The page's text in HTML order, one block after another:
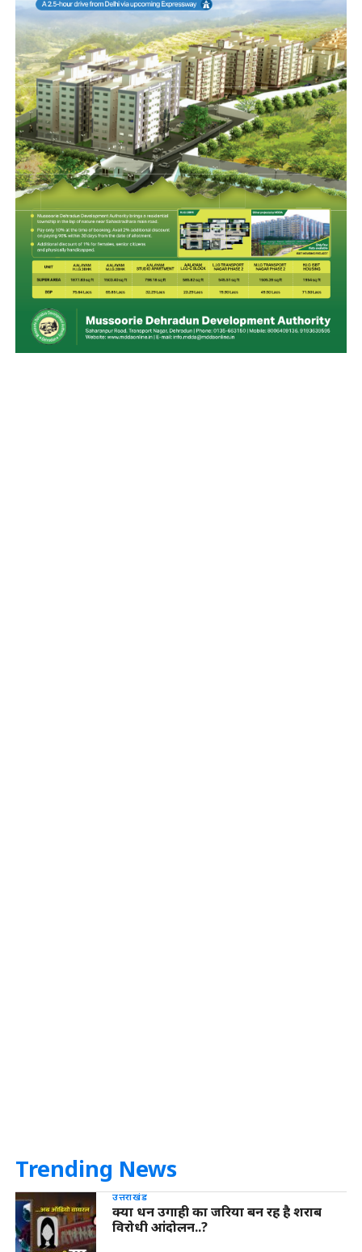
Trending News
उत्तराखंड
क्या धन उगाही का जरिया बन रह है शराब
विरोधी आंदोलन..?